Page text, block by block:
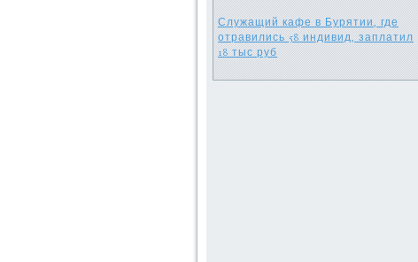
Служащий кафе в Бурятии, где
отравились 58 индивид, заплатил
18 тыс руб